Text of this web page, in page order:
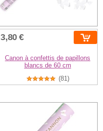
3,80 €
Canon à confettis de papillons
blancs de 60 cm
(81)